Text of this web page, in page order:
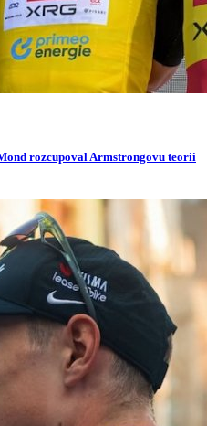
rozcupoval Armstrongovu teorii